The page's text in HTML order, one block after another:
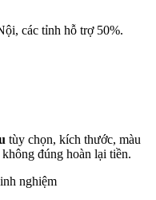
các tỉnh hỗ trợ 50%.
tùy chọn, kích thước, màu
đúng hoàn lại tiền.